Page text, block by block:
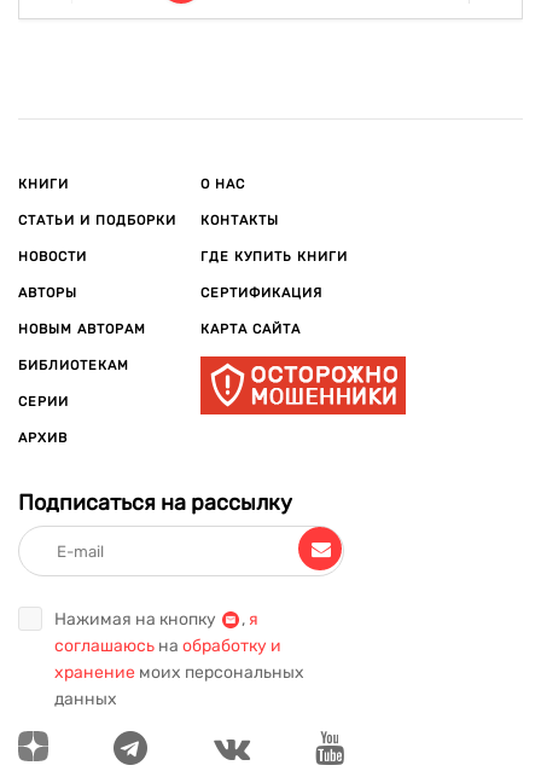
КНИГИ
СТАТЬИ И ПОДБОРКИ
НОВОСТИ
АВТОРЫ
НОВЫМ АВТОРАМ
БИБЛИОТЕКАМ
СЕРИИ
АРХИВ
О НАС
КОНТАКТЫ
ГДЕ КУПИТЬ КНИГИ
СЕРТИФИКАЦИЯ
КАРТА САЙТА
Подписаться на рассылку
Нажимая на кнопку , я
соглашаюсь на обработку и
хранение моих персональных
данных